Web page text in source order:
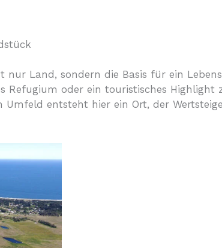
Land, sondern die Basis für ein
oder ein touristisches Highlight
entsteht hier ein Ort, der